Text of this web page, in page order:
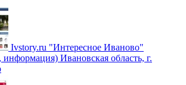
Ivstory.ru "Интересное Иваново"
Ивановская область, г.